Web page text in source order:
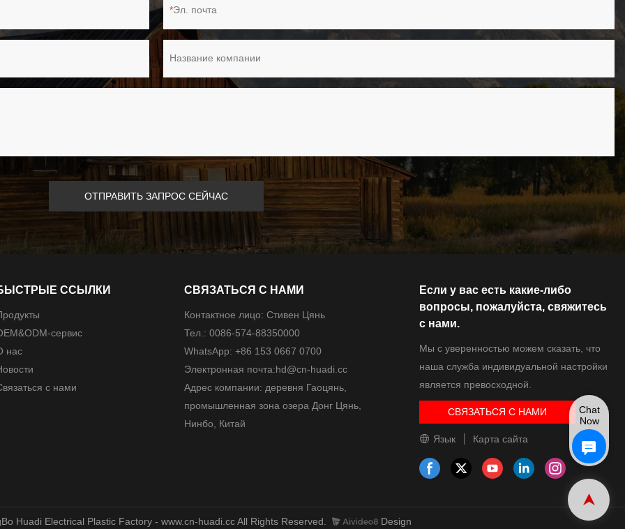
Эл. почта
Название компании
ОТПРАВИТЬ ЗАПРОС СЕЙЧАС
ССЫЛКИ
сервис
нас
с нами
СВЯЗАТЬСЯ С НАМИ
Контактное лицо: Стивен Цянь
Тел.: 0086-574-88350000
WhatsApp: +86 153 0667 0700
Электронная почта:hd@cn-huadi.cc
​​​​Адрес компании: деревня Гаоцянь,
промышленная зона озера Донг Цянь,
Нинбо, Китай
Если у вас есть какие-либо
вопросы, пожалуйста, свяжитесь
с нами.
Мы с уверенностью можем сказать, что
наша служба индивидуальной настройки
является превосходной.
СВЯЗАТЬСЯ С НАМИ
Язык Карта сайта
Huadi Electrical Plastic Factory - www.cn-huadi.cc All Rights Reserved. Design
Chat
Now